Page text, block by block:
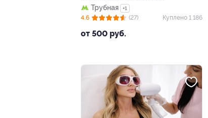
Трубная
+1
от 500 руб.
4.6 (27) Куплено 1 186